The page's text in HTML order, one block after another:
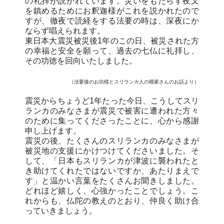
を鎮めるためにお釈迦様がこれを説かれたので
すが、徹夜で読経をする法要の時は、深夜にか
ならず唱えられます。
東日本大震災被災後1年のこの日、被災された方
の幸福と安全を願って、 過去の七仏に礼拝し、
その功徳を回向いたしました 。
（法要後のお坊様とスリランカ人の檀家さんのお話より）
震災からちょうど1年たった今日、こうしてスリ
ランカのみなさまが震災で被害に遭われた方々
のために集ってくださったことに、心から感謝
申し上げます。
震災の後、たくさんのスリランカのみなさまが
被災地の支援にかけつけてくださいました。そ
して、「日本もスリランカが津波に襲われたと
き助けてくれたではないですか、あたりまえで
す」と温かい言葉をたくさんお聞きしました。
どれほど嬉しく、心強かったことでしょう。こ
れからも、仏陀の教えのとおり、仲良く助け合
っていきましょう。